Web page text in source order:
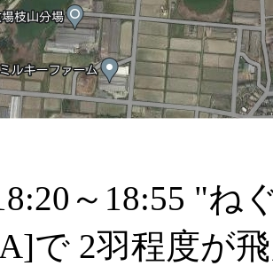
～18:55 "
2羽程度が飛